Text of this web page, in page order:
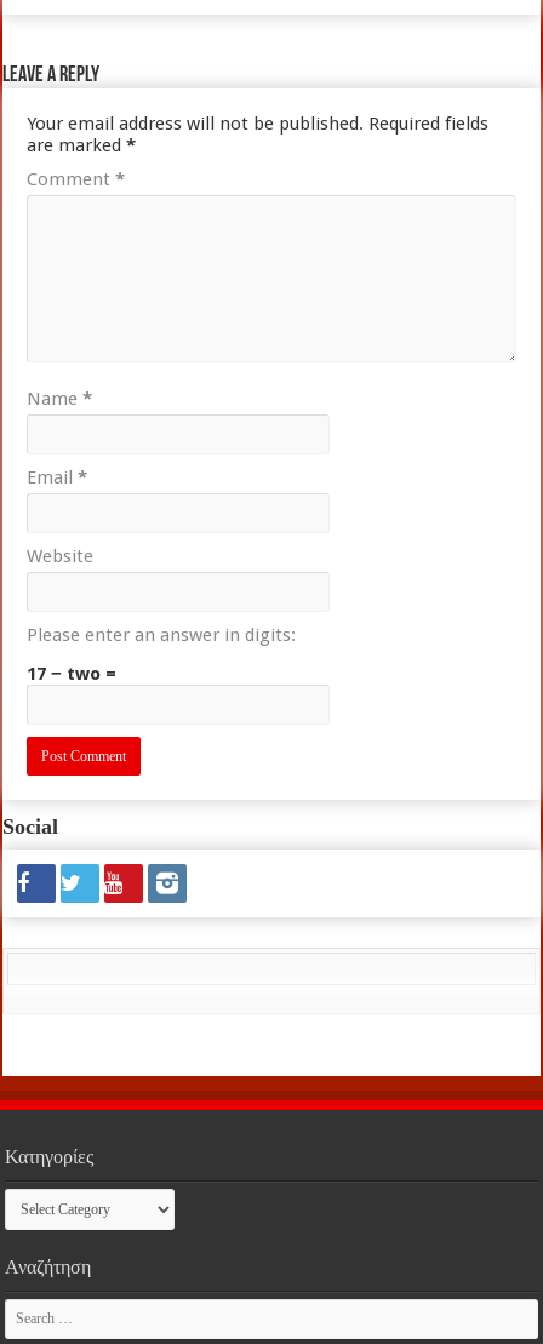
Leave a Reply
Your email address will not be published. Required fields
are marked*
Comment*
Name*
Email*
Website
Please enter an answer in digits:
17 − two =
Social
Κατηγορίες
Κατηγορίες
Αναζήτηση